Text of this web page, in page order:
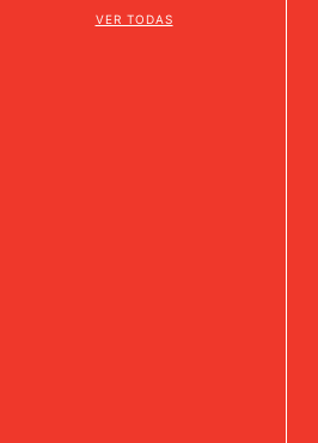
VER TODAS